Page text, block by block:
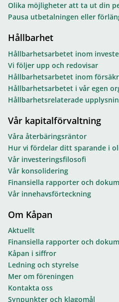
Olika möjligheter att ta ut din
Pausa utbetalningen eller
Hållbarhet
Hållbarhetsarbetet inom
Vi följer upp och redovisar
Hållbarhetsarbetet inom
Hållbarhetsarbetet i vår egen
Hållbarhetsrelaterade
Vår kapitalförvaltning
Våra återbäringsräntor
Hur vi fördelar ditt sparande i
Vår investeringsfilosofi
Vår konsolidering
Finansiella rapporter och
Vår innehavsförteckning
Om Kåpan
Aktuellt
Finansiella rapporter och
Kåpan i siffror
Ledning och styrelse
Mer om föreningen
Kontakta oss
Synpunkter och klagomål